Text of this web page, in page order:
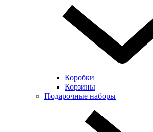
Коробки
Корзины
Подарочные наборы